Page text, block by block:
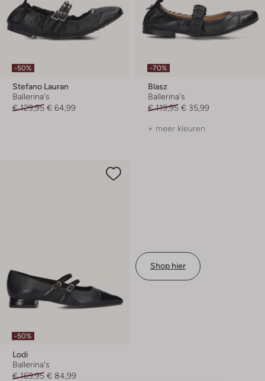
-50%
Stefano Lauran
Ballerina's
€ 129,95 € 64,99
-70%
Blasz
Ballerina's
€ 119,95 € 35,99
+ meer kleuren
-50%
Lodi
Ballerina's
€ 169,95 € 84,99
Shop hier